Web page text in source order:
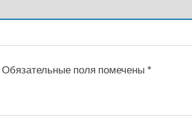
Обязательные поля помечены *